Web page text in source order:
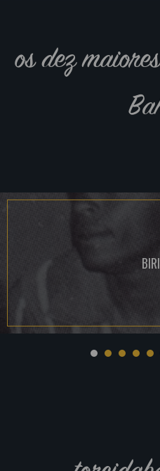
os dez